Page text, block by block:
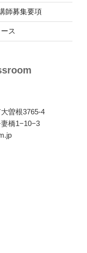
師募集要項
ス
曽根3765-4
橋1−10−3